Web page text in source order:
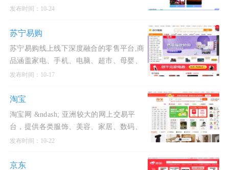
验。用户可以通过其官网或移动应用进行
Cityline购票通的官方网
发布时间：10-24
苏宁易购
苏宁易购线上线下深度融合的零售平台,商
品涵盖家电、手机、电脑、超市、母婴、
百货、海外购等品类。换新到苏宁 省钱更
换新。 正品行货
发布时间：10-17
淘宝
淘宝网 &ndash; 亚洲较大的网上交易平
台，提供各类服饰、美容、家居、数码、
话费/点卡充值&hellip; 数亿优质商品，同
易保障服务，并由商家
发布时间：10-22
京东